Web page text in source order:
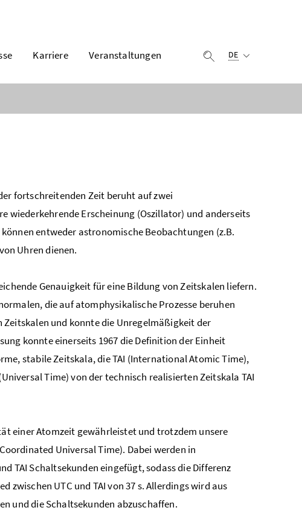
Karriere Veranstaltungen Suche einblenden
DE
fortschreitenden Zeit beruht auf zwei
wiederkehrende Erscheinung (Oszillator) und anderseits
entweder astronomische Beobachtungen (z.B.
Uhren dienen.
Genauigkeit für eine Bildung von Zeitskalen liefern.
die auf atomphysikalische Prozesse beruhen
und konnte die Unregelmäßigkeit der
konnte einerseits 1967 die Definition der Einheit
stabile Zeitskala, die TAI (International Atomic Time),
Time) von der technisch realisierten Zeitskala TAI
einer Atomzeit gewährleistet und trotzdem unsere
Universal Time). Dabei werden in
TAI Schaltsekunden eingefügt, sodass die Differenz
zwischen UTC und TAI von 37 s. Allerdings wird aus
und die Schaltsekunden abzuschaffen.